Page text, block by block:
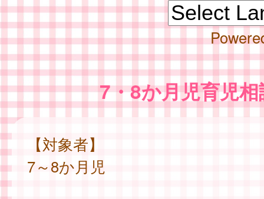
7・8か月児育児相
【対象者】
7～8か月児